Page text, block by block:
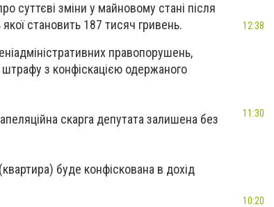
суттєві зміни у майновому стані після
становить 187 тисяч гривень.
правопорушень,
штрафу з конфіскацією одержаного
скарга депутата залишена без
буде конфіскована в дохід
12:38
11:30
10:20